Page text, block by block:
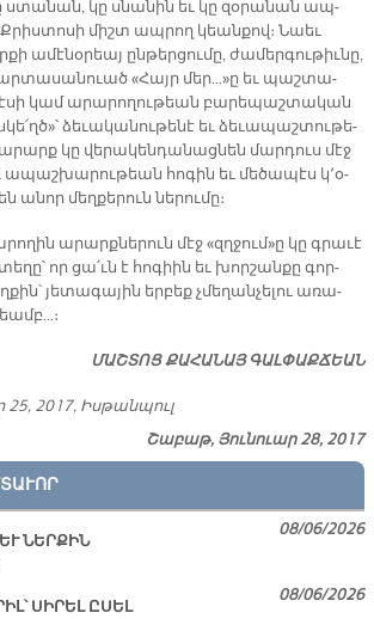
ստա­նան, կը սնա­նին եւ կը զօ­րա­նան ապ­
Քրիս­տո­սի միշտ ապ­րող կեան­քով։ Նաեւ
ա­մէ­նօ­րեայ ըն­թեր­ցու­մը, ժա­մեր­գու­թիւ­նը,
«Հայր մեր…»ը եւ պաշ­տա­
կամ ա­րա­րո­ղու­թեան բա­րե­պաշ­տա­կան
ձե­ւա­կա­նու­թե­նէ եւ ձե­ւա­պաշ­տու­թե­
ա­րարք կը վե­րա­կեն­դա­նաց­նեն մար­դուս մէջ
ա­պաշ­խա­րու­թեան հո­գին եւ մե­ծա­պէս կ՚օ­
ա­նոր մեղ­քե­րուն նե­րու­մը։
ա­րարք­նե­րուն մէջ «զղջում»ը կը գրա­ւէ
որ ցա՛ւն է հո­գիին եւ խոր­շան­քը գոր­
յե­տա­գա­յին եր­բեք չմե­ղան­չե­լու ա­ռա­
ՄԱՇ­ՏՈՑ ՔԱ­ՀԱ­ՆԱՅ ԳԱԼ­ՓԱՔ­ՃԵԱՆ
25, 2017, Իս­թան­պուլ
Շաբաթ, Յունուար 28, 2017
ՆԵՐՔԻՆ
08/06/2026
ՍԻՐԵԼ ԸՍԵԼ
08/06/2026